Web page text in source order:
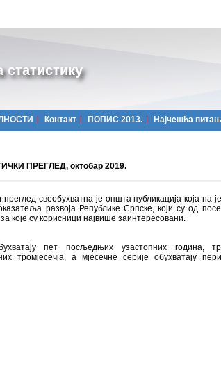
Контакт ПОПИС 2013. Најчешћa
ПРЕГЛЕД, октобар 2019.
преглед свеобухватна је општа публикација која на
развоја Републике Српске, који су од
које су корисници највише заинтересовани.
пет посљедњих узастопних година,
тромјесечја, а мјесечне серије обухватају